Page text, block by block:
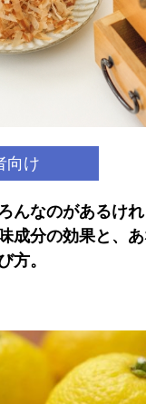
向け
んなのがあるけ
成分の効果と、
方。